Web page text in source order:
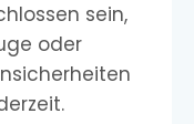
sein,
oder